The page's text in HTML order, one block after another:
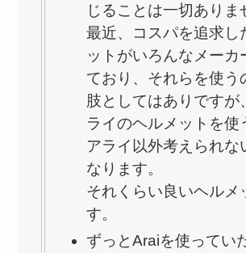
じることは一切ありま
最近、コスパを追求し
ットがいろんなメーカ
ており、それらを使う
肢としてはありですが
ライのヘルメットを使
アライ以外考えられな
なります。
それくらい良いヘルメ
す。
ずっとAraiを使ってい